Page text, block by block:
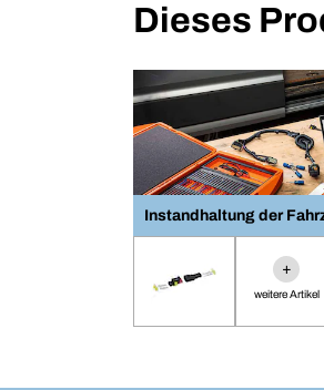
Dieses
Instandhaltung der
+
weitere Artikel